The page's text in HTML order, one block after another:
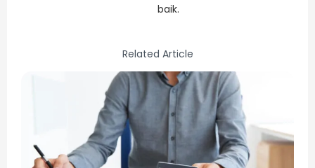
baik.
Related Article